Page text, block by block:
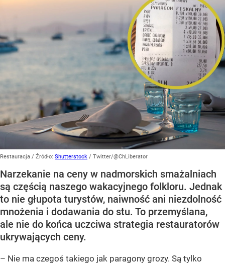
Restauracja / Źródło: Shutterstock / Twitter/@ChLiberator
Narzekanie na ceny w nadmorskich smażalniach
są częścią naszego wakacyjnego folkloru. Jednak
to nie głupota turystów, naiwność ani niezdolność
mnożenia i dodawania do stu. To przemyślana,
ale nie do końca uczciwa strategia restauratorów
ukrywających ceny.
– Nie ma czegoś takiego jak paragony grozy. Są tylko